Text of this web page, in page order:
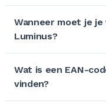
Wanneer moet je
Luminus?
Wat is een EAN-
vinden?